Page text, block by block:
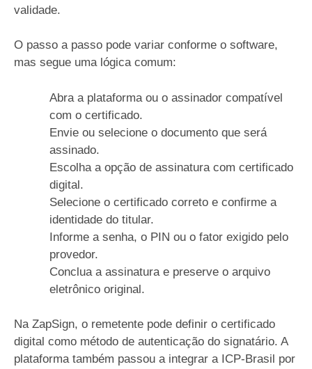
validade.
O passo a passo pode variar conforme o software,
mas segue uma lógica comum:
Abra a plataforma ou o assinador compatível
com o certificado.
Envie ou selecione o documento que será
assinado.
Escolha a opção de assinatura com certificado
digital.
Selecione o certificado correto e confirme a
identidade do titular.
Informe a senha, o PIN ou o fator exigido pelo
provedor.
Conclua a assinatura e preserve o arquivo
eletrônico original.
Na ZapSign, o remetente pode definir o certificado
digital como método de autenticação do signatário. A
plataforma também passou a integrar a ICP-Brasil por